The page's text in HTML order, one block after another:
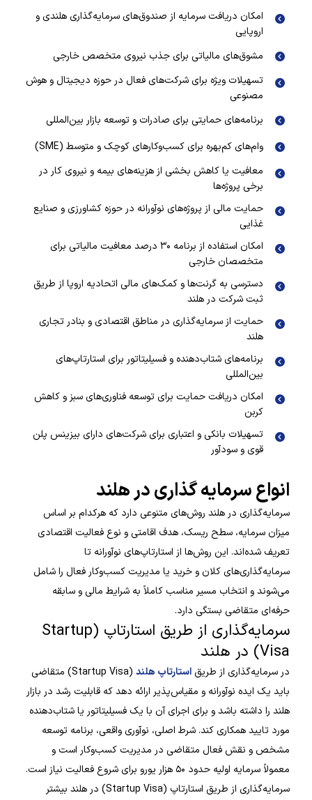
امکان دریافت سرمایه از صندوق‌های سرمایه‌گذاری هلندی و
اروپایی
مشوق‌های مالیاتی برای جذب نیروی متخصص خارجی
تسهیلات ویژه برای شرکت‌های فعال در حوزه دیجیتال و هوش
مصنوعی
برنامه‌های حمایتی برای صادرات و توسعه بازار بین‌المللی
وام‌های کم‌بهره برای کسب‌وکارهای کوچک و متوسط (SME)
معافیت یا کاهش بخشی از هزینه‌های بیمه و نیروی کار در
برخی پروژه‌ها
حمایت مالی از پروژه‌های نوآورانه در حوزه کشاورزی و صنایع
غذایی
امکان استفاده از برنامه ۳۰ درصد معافیت مالیاتی برای
متخصصان خارجی
دسترسی به گرنت‌ها و کمک‌های مالی اتحادیه اروپا از طریق
ثبت شرکت در هلند
حمایت از سرمایه‌گذاری در مناطق اقتصادی و بنادر تجاری
هلند
برنامه‌های شتاب‌دهنده و فسیلیتاتور برای استارتاپ‌های
بین‌المللی
امکان دریافت حمایت برای توسعه فناوری‌های سبز و کاهش
کربن
تسهیلات بانکی و اعتباری برای شرکت‌های دارای بیزینس پلن
قوی و سودآور
انواع سرمایه گذاری در هلند
سرمایه‌گذاری در هلند روش‌های متنوعی دارد که هرکدام بر اساس
میزان سرمایه، سطح ریسک، هدف اقامتی و نوع فعالیت اقتصادی
تعریف شده‌اند. این روش‌ها از استارتاپ‌های نوآورانه تا
سرمایه‌گذاری‌های کلان و خرید یا مدیریت کسب‌وکار فعال را شامل
می‌شوند و انتخاب مسیر مناسب کاملاً به شرایط مالی و سابقه
حرفه‌ای متقاضی بستگی دارد.
سرمایه‌گذاری از طریق استارتاپ (Startup
Visa) در هلند
در سرمایه‌گذاری از طریقاستارتاپ هلند
(Startup Visa) متقاضی
باید یک ایده نوآورانه و مقیاس‌پذیر ارائه دهد که قابلیت رشد در بازار
هلند را داشته باشد و برای اجرای آن با یک فسیلیتاتور یا شتاب‌دهنده
مورد تایید همکاری کند. شرط اصلی، نوآوری واقعی، برنامه توسعه
مشخص و نقش فعال متقاضی در مدیریت کسب‌وکار است و
معمولاً سرمایه اولیه حدود ۵۰ هزار یورو برای شروع فعالیت نیاز است.
سرمایه‌گذاری از طریق استارتاپ (Startup Visa) در هلند بیشتر